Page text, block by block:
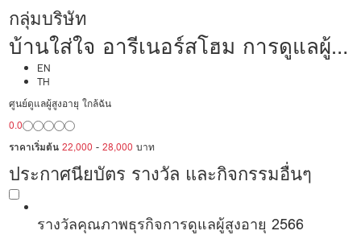
กลุ่มบริษัท
บ้านใส่ใจ อารีเนอร์สโฮม การดูแลผู้
สูงอายุหรือผู้มีภาวะพึ่งพิง
EN
TH
ศูนย์ดูแลผู้สูงอายุ ใกล้ฉัน
0.0
ราคาเริ่มต้น 22,000 -28,000 บาท
ประกาศนียบัตร รางวัล และกิจกรรมอื่นๆ
รางวัลคุณภาพธุรกิจการดูแลผู้สูงอายุ 2566